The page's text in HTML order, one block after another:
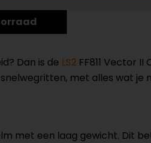
Dan is de LS2 FF811 Vector II
met alles wat je
met een laag gewicht. Dit